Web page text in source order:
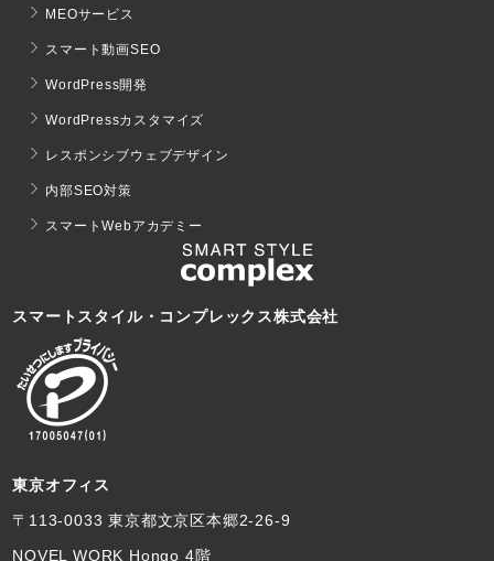
MEOサービス
スマート動画SEO
WordPress開発
WordPressカスタマイズ
レスポンシブウェブデザイン
内部SEO対策
スマートWebアカデミー
スマートスタイル・コンプレックス株式会社
東京オフィス
〒113-0033 東京都文京区本郷2-26-9
NOVEL WORK Hongo 4階